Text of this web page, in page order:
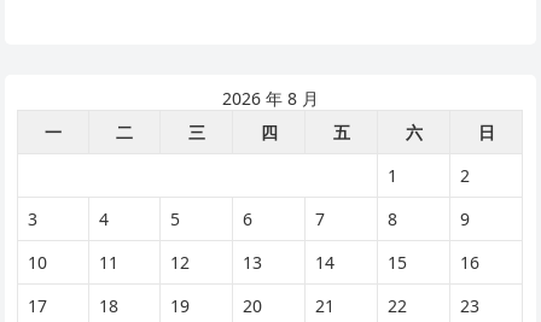
2026 年 8 月
一
二 三 四 五 六
日
1
2
3
4 5 6 7 8
9
10
11 12 13 14 15
16
17
18 19 20 21 22
23